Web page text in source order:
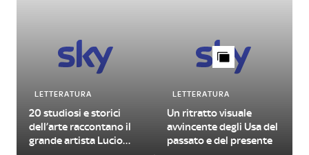
LETTERATURA
20 studiosi e storici
dell’arte raccontano il
grande artista Lucio
LETTERATURA
Un ritratto visuale
avvincente degli Usa del
passato e del presente